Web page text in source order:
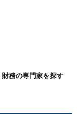
務の専門家を探す